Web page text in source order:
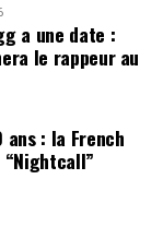
a une date :
le rappeur au
: la French
“Nightcall”